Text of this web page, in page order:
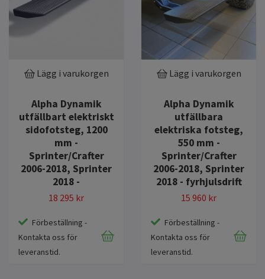
Lägg i varukorgen
Alpha Dynamik
utfällbart elektriskt
sidofotsteg, 1200
mm -
Sprinter/Crafter
2006-2018, Sprinter
2018 -
18 295 kr
Förbeställning -
Kontakta oss för
leveranstid.
Lägg i varukorgen
Alpha Dynamik
utfällbara
elektriska fotsteg,
550 mm -
Sprinter/Crafter
2006-2018, Sprinter
2018 - fyrhjulsdrift
15 960 kr
Förbeställning -
Kontakta oss för
leveranstid.